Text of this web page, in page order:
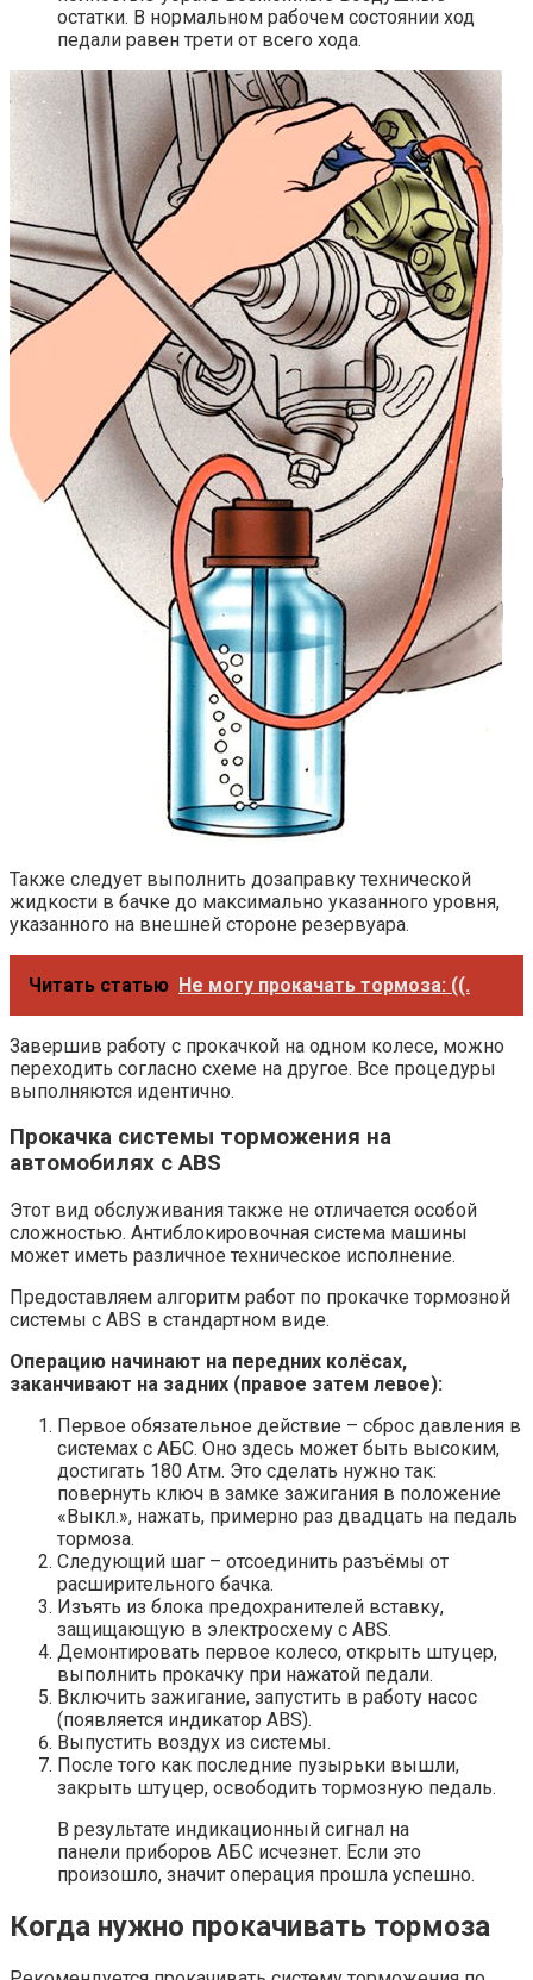
остатки. В нормальном рабочем состоянии ход
педали равен трети от всего хода.
Также следует выполнить дозаправку технической
жидкости в бачке до максимально указанного уровня,
указанного на внешней стороне резервуара.
Читать статью Не могу прокачать тормоза: ((.
Завершив работу с прокачкой на одном колесе, можно
переходить согласно схеме на другое. Все процедуры
выполняются идентично.
Прокачка системы торможения на
автомобилях с ABS
Этот вид обслуживания также не отличается особой
сложностью. Антиблокировочная система машины
может иметь различное техническое исполнение.
Предоставляем алгоритм работ по прокачке тормозной
системы с ABS в стандартном виде.
Операцию начинают на передних колёсах,
заканчивают на задних (правое затем левое):
Первое обязательное действие – сброс давления в
системах с АБС. Оно здесь может быть высоким,
достигать 180 Атм. Это сделать нужно так:
повернуть ключ в замке зажигания в положение
«Выкл.», нажать, примерно раз двадцать на педаль
тормоза.
Следующий шаг – отсоединить разъёмы от
расширительного бачка.
Изъять из блока предохранителей вставку,
защищающую в электросхему с ABS.
Демонтировать первое колесо, открыть штуцер,
выполнить прокачку при нажатой педали.
Включить зажигание, запустить в работу насос
(появляется индикатор ABS).
Выпустить воздух из системы.
После того как последние пузырьки вышли,
закрыть штуцер, освободить тормозную педаль.
В результате индикационный сигнал на
панели приборов АБС исчезнет. Если это
произошло, значит операция прошла успешно.
Когда нужно прокачивать тормоза